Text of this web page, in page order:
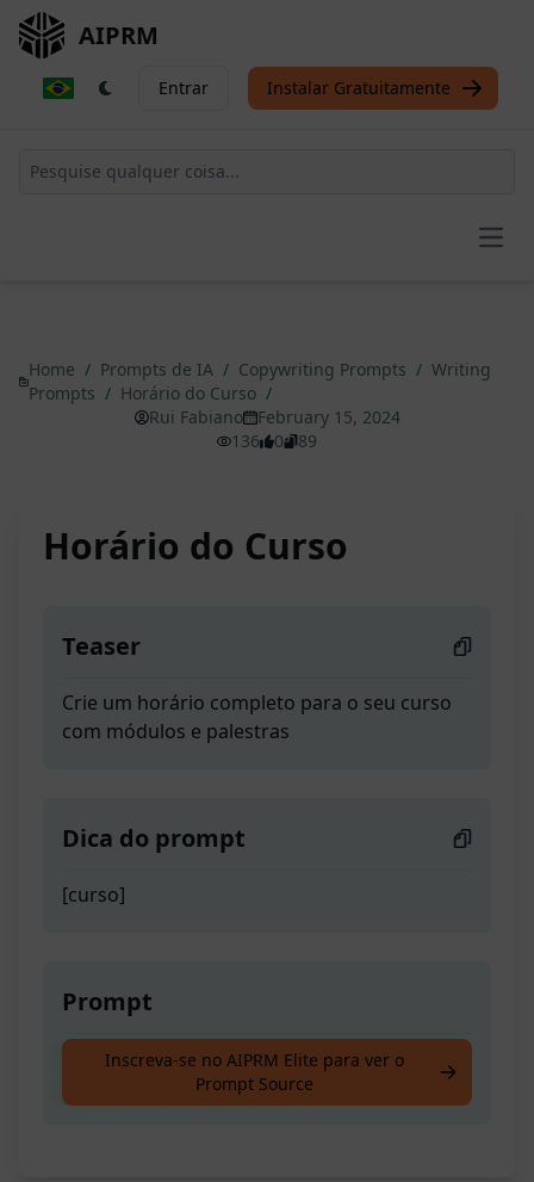
AIPRM
Entrar Instalar Gratuitamente
Home / Prompts de IA / Copywriting Prompts / Writing
Prompts / Horário do Curso /
Rui Fabiano
February 15, 2024
136
0 89
Horário do Curso
Teaser
Crie um horário completo para o seu curso
com módulos e palestras
Dica do prompt
[curso]
Prompt
Crie um horário completo para o seu curso
com módulos e palestras
Inscreva-se no AIPRM Elite para ver o
Prompt Source